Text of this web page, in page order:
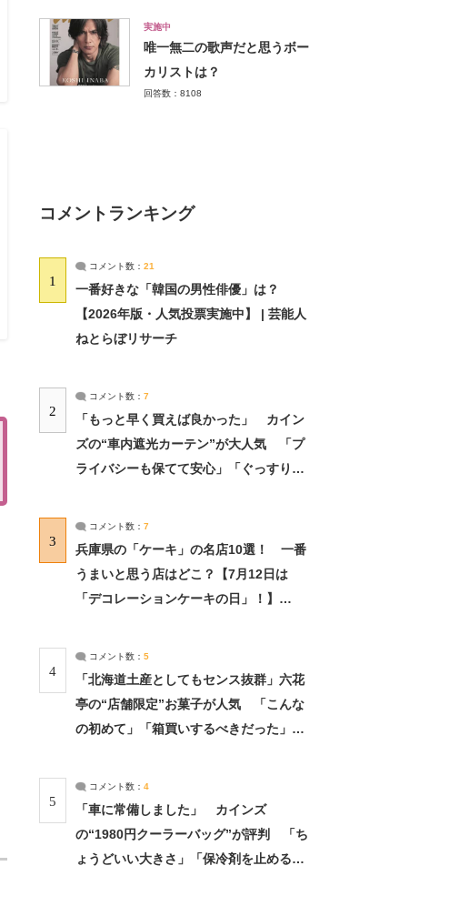
実施中
唯一無二の歌声だと思うボー
カリストは？
回答数：8108
コメントランキング
1
コメント数： 21
一番好きな「韓国の男性俳優」は？
【2026年版・人気投票実施中】 | 芸能人
ねとらぼリサーチ
2
コメント数： 7
「もっと早く買えば良かった」 カイン
ズの“車内遮光カーテン”が大人気 「プ
ライバシーも保てて安心」「ぐっすり眠
3
コメント数： 7
兵庫県の「ケーキ」の名店10選！ 一番
うまいと思う店はどこ？【7月12日は
「デコレーションケーキの日」！】
4
コメント数： 5
「北海道土産としてもセンス抜群」六花
亭の“店舗限定”お菓子が人気 「こんな
の初めて」「箱買いするべきだった」
5
コメント数： 4
「車に常備しました」 カインズ
の“1980円クーラーバッグ”が評判 「ち
ょうどいい大きさ」「保冷剤を止めるベ